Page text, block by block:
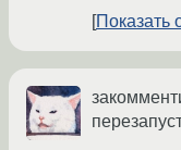
Показать